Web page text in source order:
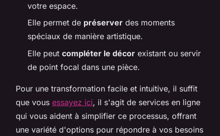
votre espace.
Elle permet de préserver des moments
spéciaux de manière artistique.
Elle peut compléter le décor existant ou servir
de point focal dans une pièce.
Pour une transformation facile et intuitive, il suffit
que vous essayez ici, il s'agit de services en ligne
qui vous aident à simplifier ce processus, offrant
une variété d'options pour répondre à vos besoins